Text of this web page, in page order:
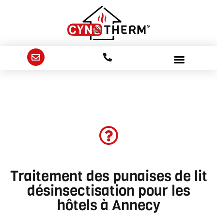
Traitement des punaises de lit
désinsectisation pour les
hôtels à Annecy